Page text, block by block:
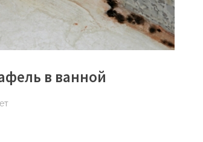
в ванной